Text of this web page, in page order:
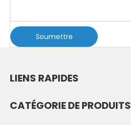
Soumettre
LIENS RAPIDES
CATÉGORIE DE PRODUITS